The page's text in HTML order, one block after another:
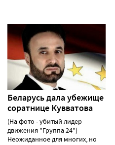
Беларусь дала убежище
соратнице Кувватова
(На фото - убитый лидер
движения "Группа 24")
Неожиданное для многих, но